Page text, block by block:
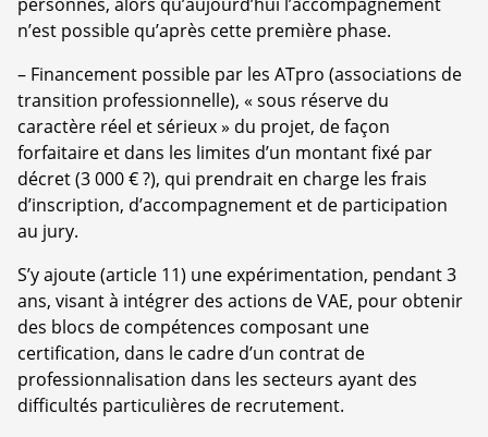
n’est possible qu’après cette première phase.
– Financement possible par les ATpro (associations de
transition professionnelle), « sous réserve du
caractère réel et sérieux » du projet, de façon
forfaitaire et dans les limites d’un montant fixé par
décret (3 000 € ?), qui prendrait en charge les frais
d’inscription, d’accompagnement et de participation
au jury.
S’y ajoute (article 11) une expérimentation, pendant 3
ans, visant à intégrer des actions de VAE, pour obtenir
des blocs de compétences composant une
certification, dans le cadre d’un contrat de
professionnalisation dans les secteurs ayant des
difficultés particulières de recrutement.